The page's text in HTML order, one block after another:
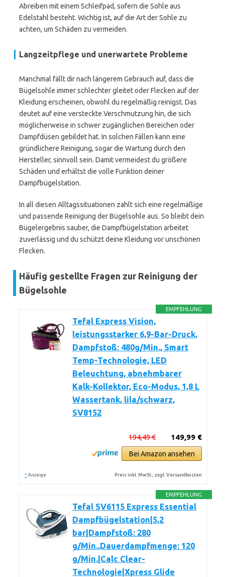
Abreiben mit einem Schleifpad, sofern die Sohle aus
Edelstahl besteht. Wichtig ist, auf die Art der Sohle zu
achten, um Schäden zu vermeiden.
Langzeitpflege und unerwartete Probleme
Manchmal fällt dir nach längerem Gebrauch auf, dass die
Bügelsohle immer schlechter gleitet oder Flecken auf der
Kleidung erscheinen, obwohl du regelmäßig reinigst. Das
deutet auf eine versteckte Verschmutzung hin, die sich
möglicherweise in schwer zugänglichen Bereichen oder
Dampfdüsen gebildet hat. In solchen Fällen kann eine
gründlichere Reinigung, sogar die Wartung durch den
Hersteller, sinnvoll sein. Damit vermeidest du größere
Schäden und erhältst die volle Funktion deiner
Dampfbügelstation.
In all diesen Alltagssituationen zahlt sich eine regelmäßige
und passende Reinigung der Bügelsohle aus. So bleibt dein
Bügelergebnis sauber, die Dampfbügelstation arbeitet
zuverlässig und du schützt deine Kleidung vor unschönen
Flecken.
Häufig gestellte Fragen zur Reinigung der
Bügelsohle
EMPFEHLUNG
Tefal Express Vision,
leistungsstarker 6,9-Bar-Druck,
Dampfstoß: 480g/Min., Smart
Temp-Technologie, LED
Beleuchtung, abnehmbarer
Kalk-Kollektor, Eco-Modus, 1,8 L
Wassertank, lila/schwarz,
SV8152
149,99 €
194,49 €
Bei Amazon ansehen
* Anzeige Preis inkl. MwSt., zzgl. Versandkosten
EMPFEHLUNG
Tefal SV6115 Express Essential
Dampfbügelstation|5,2
bar|Dampfstoß: 280
g/Min.,Dauerdampfmenge: 120
g/Min.|Calc Clear-
Technologie|Xpress Glide